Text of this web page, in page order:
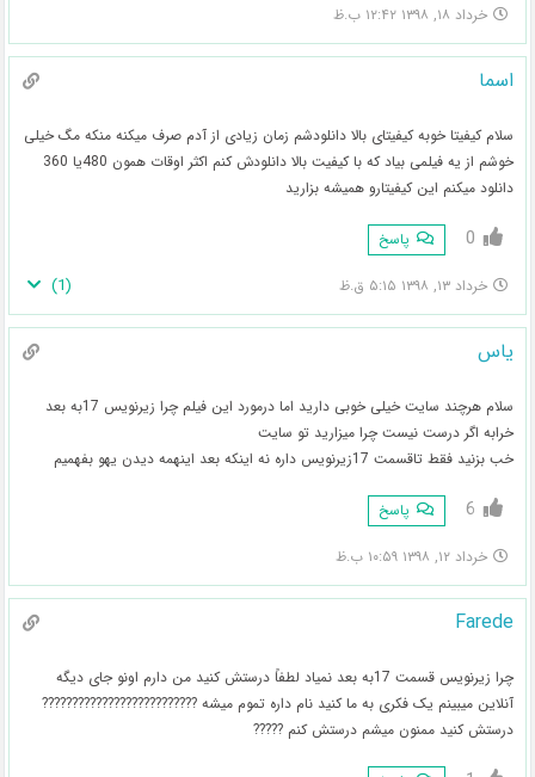
خرداد ۱۸, ۱۳۹۸ ۱۲:۴۲ ب.ظ
اسما
سلام کیفیتا خوبه کیفیتای بالا دانلودشم زمان زیادی از آدم صرف میکنه منکه مگ خیلی
خوشم از یه فیلمی بیاد که با کیفیت بالا دانلودش کنم اکثر اوقات همون 480یا 360
دانلود میکنم این کیفیتارو همیشه بزارید
0 پاسخ
خرداد ۱۳, ۱۳۹۸ ۵:۱۵ ق.ظ (
1
)
یاس
سلام هرچند سایت خیلی خوبی دارید اما درمورد این فیلم چرا زیرنویس 17به بعد
خرابه اگر درست نیست چرا میزارید تو سایت
خب بزنید فقط تاقسمت 17زیرنویس داره نه اینکه بعد اینهمه دیدن یهو بفهمیم
6 پاسخ
خرداد ۱۲, ۱۳۹۸ ۱۰:۵۹ ب.ظ
Farede
چرا زیرنویس قسمت 17به بعد نمیاد لطفاً درستش کنید من دارم اونو جای دیگه
آنلاین میبینم یک فکری به ما کنید نام داره تموم میشه ??????????????????????????
درستش کنید ممنون میشم درستش کنم ?????